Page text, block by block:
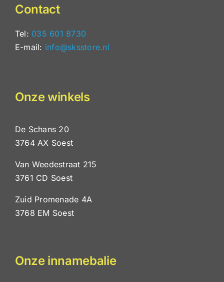
Contact
Tel: 035 601 8730
E-mail: info@sksstore.nl
Onze winkels
De Schans 20
3764 AX Soest
Van Weedestraat 215
3761 CD Soest
Zuid Promenade 4A
3768 EM Soest
Onze innamebalie